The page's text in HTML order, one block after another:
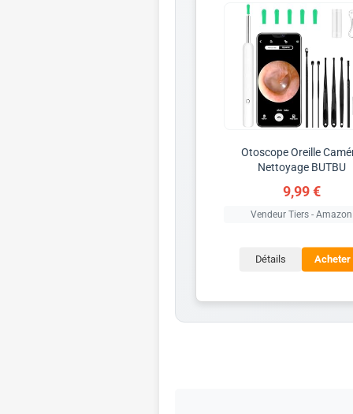
Otoscope Oreille
Nettoyage BUTBU
9,99 €
Vendeur Tiers - Amazon
Détails Acheter